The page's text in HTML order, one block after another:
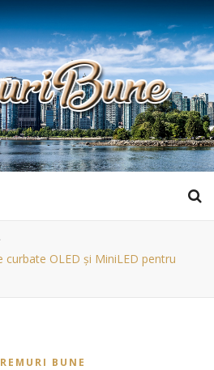
OLED și MiniLED pentru
BUNE